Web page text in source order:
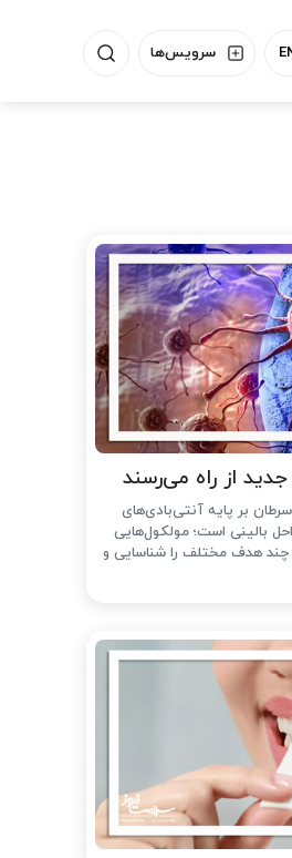
سرویس‌ها
از راه می‌رسند
بر پایه آنتی‌بادی‌های
بالینی است؛ مولکول‌هایی
چند هدف مختلف را شناسایی و